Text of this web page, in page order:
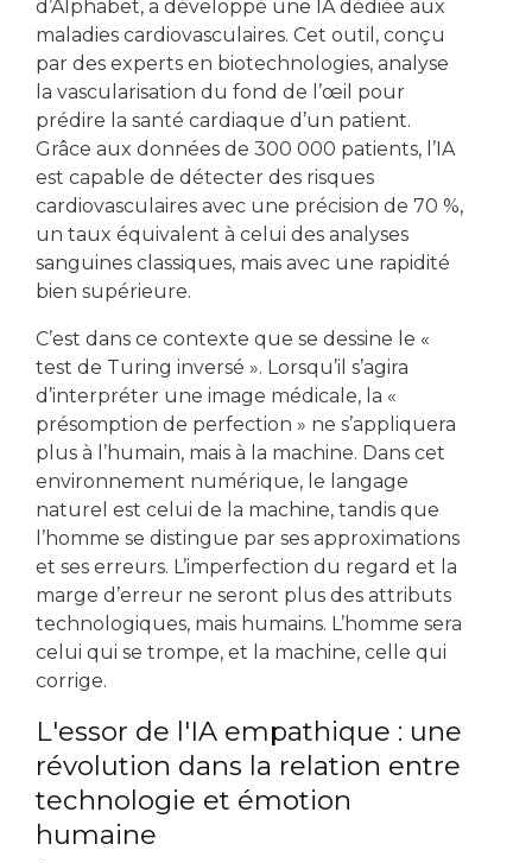
d’Alphabet, a développé une IA dédiée aux
maladies cardiovasculaires. Cet outil, conçu
par des experts en biotechnologies, analyse
la vascularisation du fond de l’œil pour
prédire la santé cardiaque d’un patient.
Grâce aux données de 300 000 patients, l’IA
est capable de détecter des risques
cardiovasculaires avec une précision de 70 %,
un taux équivalent à celui des analyses
sanguines classiques, mais avec une rapidité
bien supérieure.
C’est dans ce contexte que se dessine le «
test de Turing inversé ». Lorsqu’il s’agira
d’interpréter une image médicale, la «
présomption de perfection » ne s’appliquera
plus à l’humain, mais à la machine. Dans cet
environnement numérique, le langage
naturel est celui de la machine, tandis que
l’homme se distingue par ses approximations
et ses erreurs. L’imperfection du regard et la
marge d’erreur ne seront plus des attributs
technologiques, mais humains. L’homme sera
celui qui se trompe, et la machine, celle qui
corrige.
L'essor de l'IA empathique : une
révolution dans la relation entre
technologie et émotion
humaine